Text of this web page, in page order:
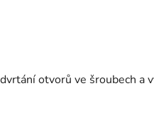
otvorů ve šroubech a